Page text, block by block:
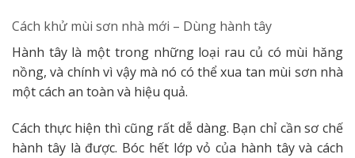
Cách khử mùi sơn nhà mới – Dùng hành tây
Hành tây là một trong những loại rau củ có mùi hăng
nồng, và chính vì vậy mà nó có thể xua tan mùi sơn nhà
một cách an toàn và hiệu quả.
Cách thực hiện thì cũng rất dễ dàng. Bạn chỉ cần sơ chế
hành tây là được. Bóc hết lớp vỏ của hành tây và cách